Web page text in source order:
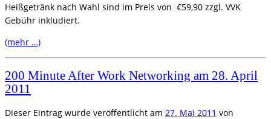
Heißgetränk nach Wahl sind im Preis von €59,90 zzgl. VVK
Gebühr inkludiert.
(mehr …)
200 Minute After Work Networking am 28. April
2011
Dieser Eintrag wurde veröffentlicht am 27. Mai 2011 von